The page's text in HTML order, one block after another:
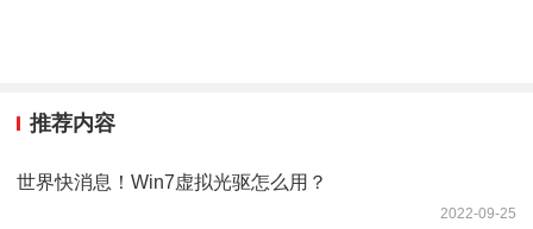
推荐内容
世界快消息！Win7虚拟光驱怎么用？
2022-09-25